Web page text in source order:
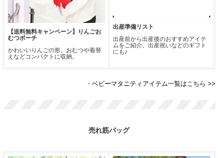
【送料無料キャンペーン】りんごお
むつポーチ
かわいいりんごの形。おむつや着替
えなどコンパクトに収納。
出産準備リスト
出産前から出産後のおすすめアイテ
ムをご紹介。出産祝いなどのギフト
にも♪
・ ベビーマタニティアイテム一覧はこちら >>
売れ筋バッグ